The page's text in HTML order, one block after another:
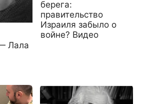
Лала
берега:
правительство
Израиля забыло о
войне? Видео